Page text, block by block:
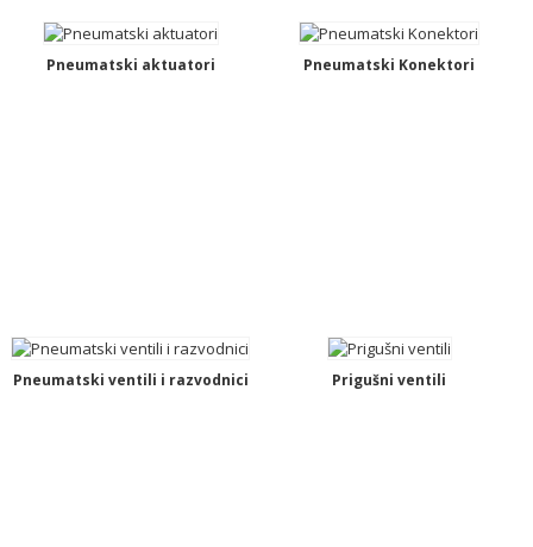
Pneumatski aktuatori Pneumatski Konektori
Pneumatski ventili i razvodnici Prigušni ventili